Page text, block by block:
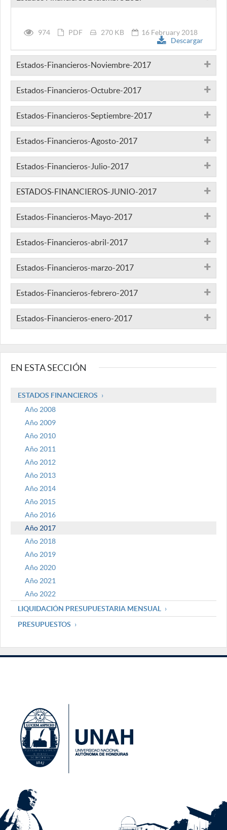
974 PDF 270 KB
16 February 2018
Descargar
Estados-Financieros-Noviembre-2017
Estados-Financieros-Octubre-2017
Estados-Financieros-Septiembre-2017
Estados-Financieros-Agosto-2017
Estados-Financieros-Julio-2017
ESTADOS-FINANCIEROS-JUNIO-2017
Estados-Financieros-Mayo-2017
Estados-Financieros-abril-2017
Estados-Financieros-marzo-2017
Estados-Financieros-febrero-2017
Estados-Financieros-enero-2017
EN ESTA SECCIÓN
ESTADOS FINANCIEROS
Año 2008
Año 2009
Año 2010
Año 2011
Año 2012
Año 2013
Año 2014
Año 2015
Año 2016
Año 2017
Año 2018
Año 2019
Año 2020
Año 2021
Año 2022
LIQUIDACIÓN PRESUPUESTARIA MENSUAL
PRESUPUESTOS